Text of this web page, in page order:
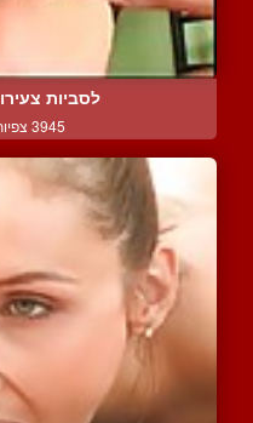
לסביות
3945 צפיות